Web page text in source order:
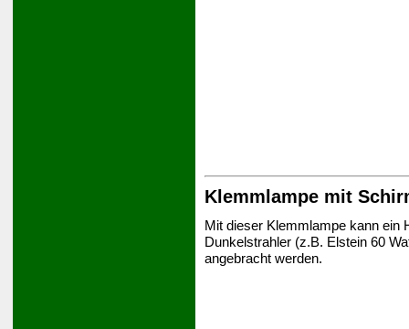
Klemmlampe mit
Mit dieser Klemmlampe kann ein
Dunkelstrahler (z.B. Elstein 60
angebracht werden.